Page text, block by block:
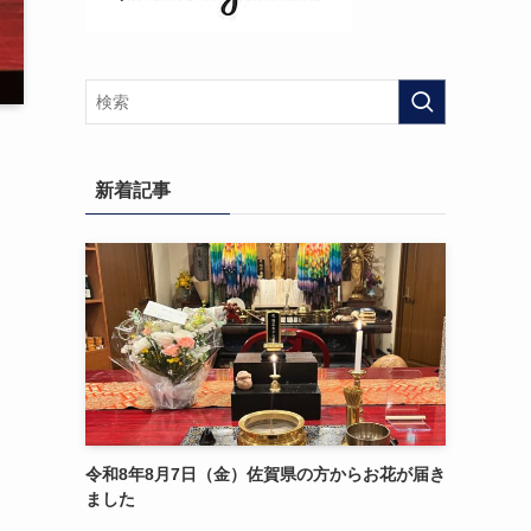
新着記事
令和8年8月7日（金）佐賀県の方からお花が届き
ました